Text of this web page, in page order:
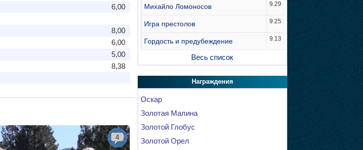
6,00
8,00
6,00
5,00
8,38
4
Михайло Ломоносов 9.29
Игра престолов 9.25
Гордость и предубеждение 9.13
Весь список
Награждения
Оскар
Золотая Малина
Золотой Глобус
Золотой Орел